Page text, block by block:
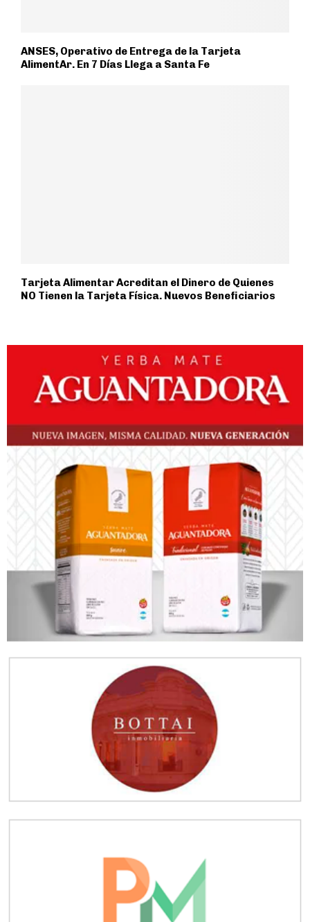
ANSES, Operativo de Entrega de la Tarjeta
AlimentAr. En 7 Días Llega a Santa Fe
Tarjeta Alimentar Acreditan el Dinero de Quienes
NO Tienen la Tarjeta Física. Nuevos Beneficiarios